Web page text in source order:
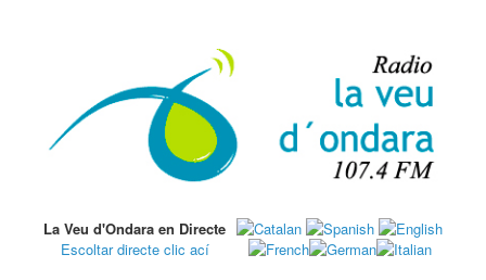
La Veu d'Ondara en Directe
Escoltar directe clic ací